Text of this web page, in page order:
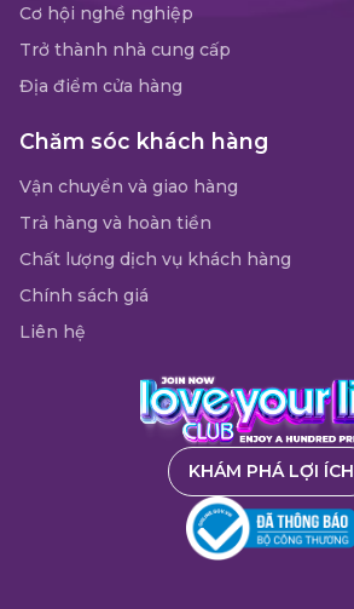
Cơ hội nghề nghiệp
Trở thành nhà cung cấp
Địa điểm cửa hàng
Chăm sóc khách hàng
Vận chuyển và giao hàng
Trả hàng và hoàn tiền
Chất lượng dịch vụ khách hàng
Chính sách giá
Liên hệ
KHÁM PHÁ LỢI ÍCH